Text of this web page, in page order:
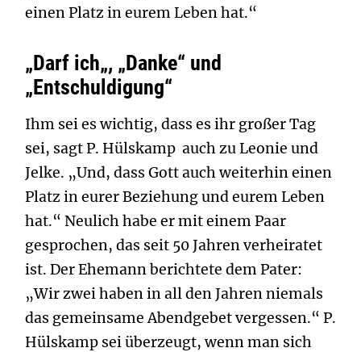
einen Platz in eurem Leben hat.“
„Darf ich„, „Danke“ und
„Entschuldigung“
Ihm sei es wichtig, dass es ihr großer Tag
sei, sagt P. Hülskamp auch zu Leonie und
Jelke. „Und, dass Gott auch weiterhin einen
Platz in eurer Beziehung und eurem Leben
hat.“ Neulich habe er mit einem Paar
gesprochen, das seit 50 Jahren verheiratet
ist. Der Ehemann berichtete dem Pater:
„Wir zwei haben in all den Jahren niemals
das gemeinsame Abendgebet vergessen.“ P.
Hülskamp sei überzeugt, wenn man sich